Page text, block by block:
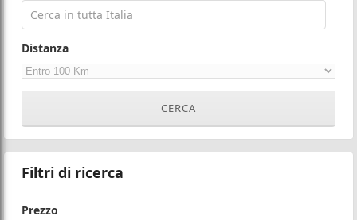
Distanza
Filtri di ricerca
Prezzo